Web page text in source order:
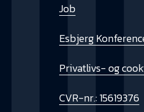
Job
Esbjerg
Privatlivs- og
CVR-nr.: 15619376